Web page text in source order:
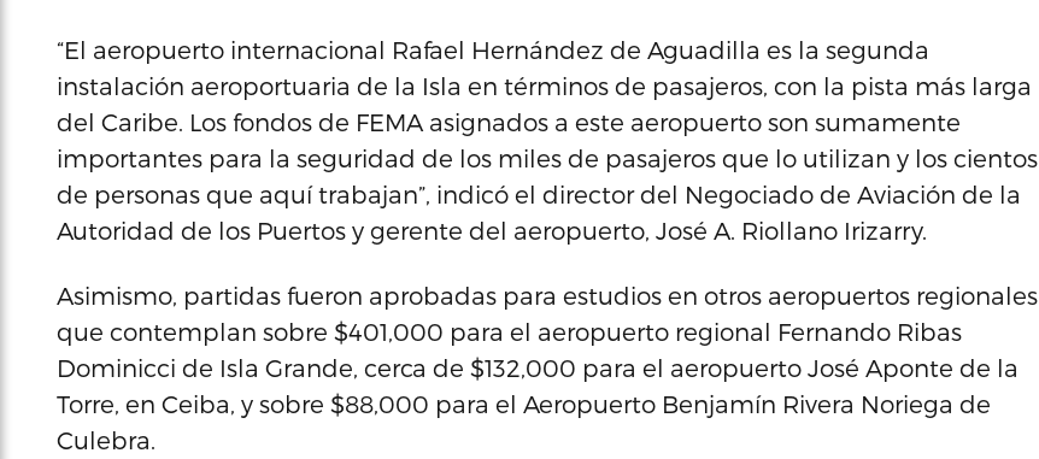
“El aeropuerto internacional Rafael Hernández de Aguadilla es la segunda
instalación aeroportuaria de la Isla en términos de pasajeros, con la pista más larga
del Caribe. Los fondos de FEMA asignados a este aeropuerto son sumamente
importantes para la seguridad de los miles de pasajeros que lo utilizan y los cientos
de personas que aquí trabajan”, indicó el director del Negociado de Aviación de la
Autoridad de los Puertos y gerente del aeropuerto, José A. Riollano Irizarry.
Asimismo, partidas fueron aprobadas para estudios en otros aeropuertos regionales
que contemplan sobre $401,000 para el aeropuerto regional Fernando Ribas
Dominicci de Isla Grande, cerca de $132,000 para el aeropuerto José Aponte de la
Torre, en Ceiba, y sobre $88,000 para el Aeropuerto Benjamín Rivera Noriega de
Culebra.